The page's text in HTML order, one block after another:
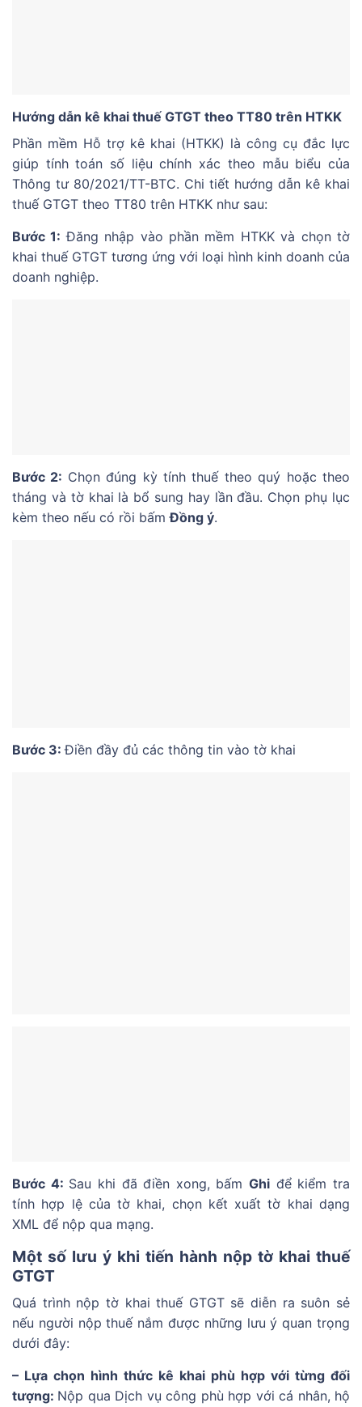
Hướng dẫn kê khai thuế GTGT theo TT80 trên HTKK
Phần mềm Hỗ trợ kê khai (HTKK) là công cụ đắc lực
giúp tính toán số liệu chính xác theo mẫu biểu của
Thông tư 80/2021/TT-BTC. Chi tiết hướng dẫn kê khai
thuế GTGT theo TT80 trên HTKK như sau:
Bước 1:Đăng nhập vào phần mềm HTKK và chọn tờ
khai thuế GTGT tương ứng với loại hình kinh doanh của
doanh nghiệp.
Bước 2: Chọn đúng kỳ tính thuế theo quý hoặc theo
tháng và tờ khai là bổ sung hay lần đầu. Chọn phụ lục
kèm theo nếu có rồi bấmĐồng ý.
Bước 3:Điền đầy đủ các thông tin vào tờ khai
Bước 4: Sau khi đã điền xong, bấmGhi để kiểm tra
tính hợp lệ của tờ khai, chọn kết xuất tờ khai dạng
XML để nộp qua mạng.
Một số lưu ý khi tiến hành nộp tờ khai thuế
GTGT
Quá trình nộp tờ khai thuế GTGT sẽ diễn ra suôn sẻ
nếu người nộp thuế nắm được những lưu ý quan trọng
dưới đây:
– Lựa chọn hình thức kê khai phù hợp với từng đối
tượng: Nộp qua Dịch vụ công phù hợp với cá nhân, hộ